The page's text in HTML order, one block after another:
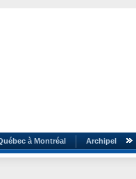
à Montréal Archipel